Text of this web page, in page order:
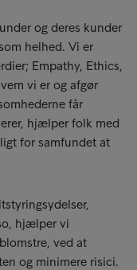
og deres kunder
helhed. Vi er
Empathy, Ethics,
vi er og afgør
får
hjælper folk med
for samfundet at
hjælper vi
ved at
og minimere risici.